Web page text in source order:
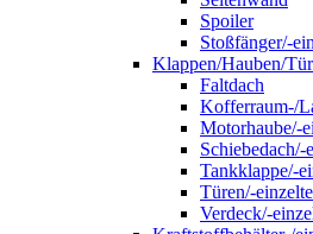
Spoiler
Stoßfänger/-
Klappen/Hauben/
Faltdach
Kofferraum-/
Motorhaube/-
Schiebedach/-
Tankklappe/-
Türen/-
Verdeck/-